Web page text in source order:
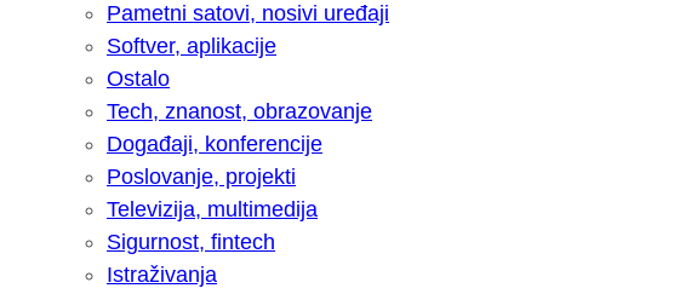
Pametni satovi, nosivi uređaji
Softver, aplikacije
Ostalo
Tech, znanost, obrazovanje
Događaji, konferencije
Poslovanje, projekti
Televizija, multimedija
Sigurnost, fintech
Istraživanja